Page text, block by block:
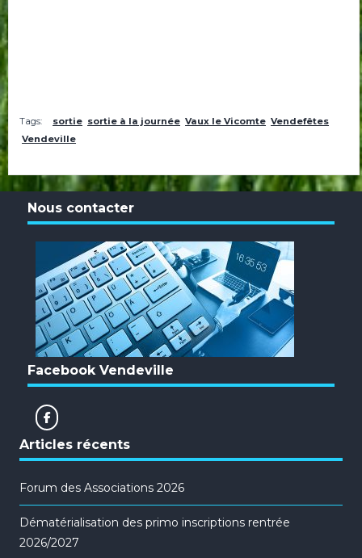
Tags: sortie sortie à la journée Vaux le Vicomte Vendefêtes
Vendeville
Nous contacter
Facebook Vendeville
Articles récents
Forum des Associations 2026
Dématérialisation des primo inscriptions rentrée
2026/2027